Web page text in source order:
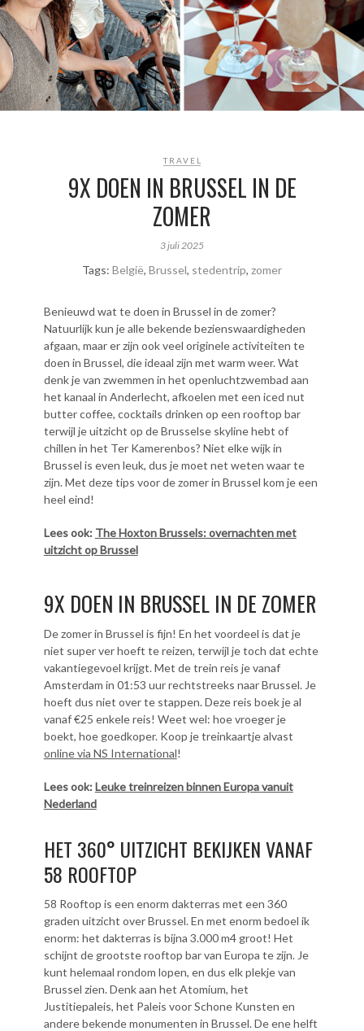
TRAVEL
9X DOEN IN BRUSSEL IN DE
ZOMER
3 juli 2025
Tags: België, Brussel, stedentrip, zomer
Benieuwd wat te doen in Brussel in de zomer?
Natuurlijk kun je alle bekende bezienswaardigheden
afgaan, maar er zijn ook veel originele activiteiten te
doen in Brussel, die ideaal zijn met warm weer. Wat
denk je van zwemmen in het openluchtzwembad aan
het kanaal in Anderlecht, afkoelen met een iced nut
butter coffee, cocktails drinken op een rooftop bar
terwijl je uitzicht op de Brusselse skyline hebt of
chillen in het Ter Kamerenbos? Niet elke wijk in
Brussel is even leuk, dus je moet net weten waar te
zijn. Met deze tips voor de zomer in Brussel kom je een
heel eind!
Lees ook: The Hoxton Brussels: overnachten met
uitzicht op Brussel
9X DOEN IN BRUSSEL IN DE ZOMER
De zomer in Brussel is fijn! En het voordeel is dat je
niet super ver hoeft te reizen, terwijl je toch dat echte
vakantiegevoel krijgt. Met de trein reis je vanaf
Amsterdam in 01:53 uur rechtstreeks naar Brussel. Je
hoeft dus niet over te stappen. Deze reis boek je al
vanaf €25 enkele reis! Weet wel: hoe vroeger je
boekt, hoe goedkoper. Koop je treinkaartje alvast
online via NS International!
Lees ook:Leuke treinreizen binnen Europavanuit
Nederland
HET 360° UITZICHT BEKIJKEN VANAF
58 ROOFTOP
58 Rooftop is een enorm dakterras met een 360
graden uitzicht over Brussel. En met enorm bedoel ik
enorm: het dakterras is bijna 3.000 m4 groot! Het
schijnt de grootste rooftop bar van Europa te zijn. Je
kunt helemaal rondom lopen, en dus elk plekje van
Brussel zien. Denk aan het Atomium, het
Justitiepaleis, het Paleis voor Schone Kunsten en
andere bekende monumenten in Brussel. De ene helft